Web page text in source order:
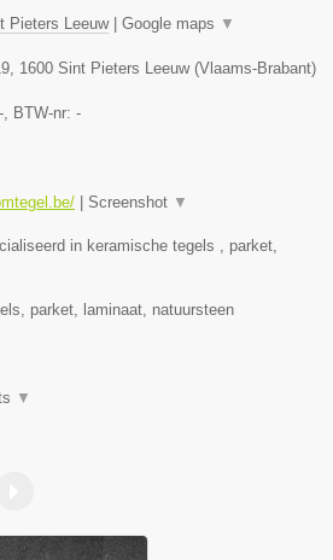
Pieters Leeuw| Google maps ▼
1600 Sint Pieters Leeuw(Vlaams-Brabant)
- , BTW-nr: -
| Screenshot ▼
in keramische tegels , parket,
parket, laminaat, natuursteen
▼